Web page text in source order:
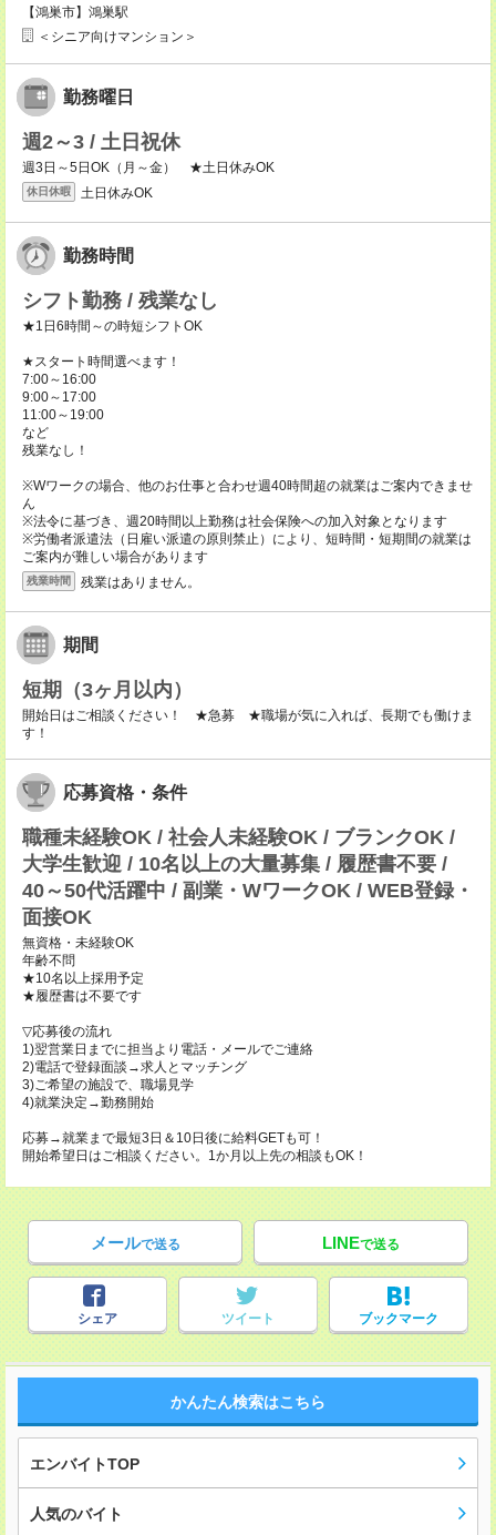
【鴻巣市】鴻巣駅
＜シニア向けマンション＞
勤務曜日
週2～3 / 土日祝休
週3日～5日OK（月～金） ★土日休みOK
休日休暇 土日休みOK
勤務時間
シフト勤務 / 残業なし
★1日6時間～の時短シフトOK
★スタート時間選べます！
7:00～16:00
9:00～17:00
11:00～19:00
など
残業なし！
※Wワークの場合、他のお仕事と合わせ週40時間超の就業はご案内できませ
ん
※法令に基づき、週20時間以上勤務は社会保険への加入対象となります
※労働者派遣法（日雇い派遣の原則禁止）により、短時間・短期間の就業は
ご案内が難しい場合があります
残業時間 残業はありません。
期間
短期（3ヶ月以内）
開始日はご相談ください！ ★急募 ★職場が気に入れば、長期でも働けま
す！
応募資格・条件
職種未経験OK / 社会人未経験OK / ブランクOK /
大学生歓迎 / 10名以上の大量募集 / 履歴書不要 /
40～50代活躍中 / 副業・WワークOK / WEB登録・
面接OK
無資格・未経験OK
年齢不問
★10名以上採用予定
★履歴書は不要です
▽応募後の流れ
1)翌営業日までに担当より電話・メールでご連絡
2)電話で登録面談→求人とマッチング
3)ご希望の施設で、職場見学
4)就業決定→勤務開始
応募→就業まで最短3日＆10日後に給料GETも可！
開始希望日はご相談ください。1か月以上先の相談もOK！
メールで送る LINEで送る
シェア ツイート ブックマーク
かんたん検索はこちら
エンバイトTOP
人気のバイト